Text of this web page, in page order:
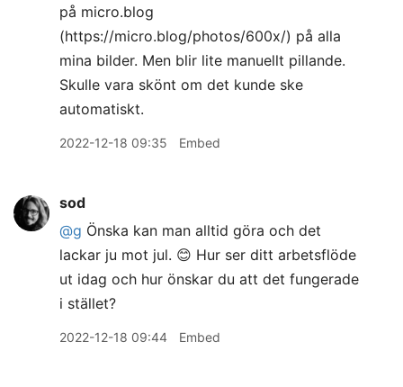
på micro.blog
(https://micro.blog/photos/600x/) på alla
mina bilder. Men blir lite manuellt pillande.
Skulle vara skönt om det kunde ske
automatiskt.
2022-12-18 09:35 Embed
sod
@g Önska kan man alltid göra och det
lackar ju mot jul. 😊 Hur ser ditt arbetsflöde
ut idag och hur önskar du att det fungerade
i stället?
2022-12-18 09:44 Embed